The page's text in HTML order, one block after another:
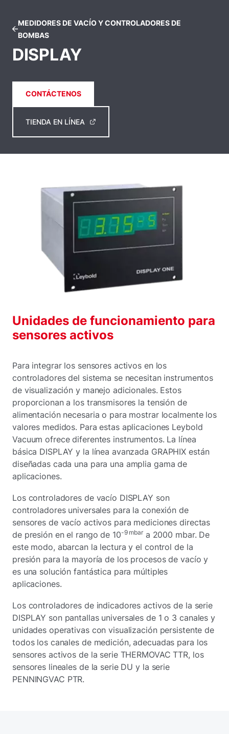
MEDIDORES DE VACÍO Y CONTROLADORES DE
BOMBAS
DISPLAY
CONTÁCTENOS
TIENDA EN LÍNEA
Unidades de funcionamiento para
sensores activos
Para integrar los sensores activos en los
controladores del sistema se necesitan instrumentos
de visualización y manejo adicionales. Estos
proporcionan a los transmisores la tensión de
alimentación necesaria o para mostrar localmente los
valores medidos. Para estas aplicaciones Leybold
Vacuum ofrece diferentes instrumentos. La línea
básica DISPLAY y la línea avanzada GRAPHIX están
diseñadas cada una para una amplia gama de
aplicaciones.
Los controladores de vacío DISPLAY son
controladores universales para la conexión de
sensores de vacío activos para mediciones directas
de presión en el rango de 10-9 mbara 2000 mbar. De
este modo, abarcan la lectura y el control de la
presión para la mayoría de los procesos de vacío y
es una solución fantástica para múltiples
aplicaciones.
Los controladores de indicadores activos de la serie
DISPLAY son pantallas universales de 1 o 3 canales y
unidades operativas con visualización persistente de
todos los canales de medición, adecuadas para los
sensores activos de la serie THERMOVAC TTR, los
sensores lineales de la serie DU y la serie
PENNINGVAC PTR.